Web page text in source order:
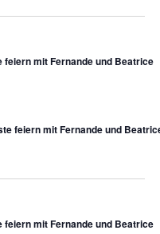
mit Fernande und Beatrice
feiern mit Fernande und
mit Fernande und Beatrice